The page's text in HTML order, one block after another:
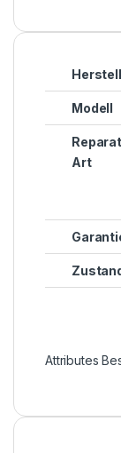
Modell
Art
Attributes